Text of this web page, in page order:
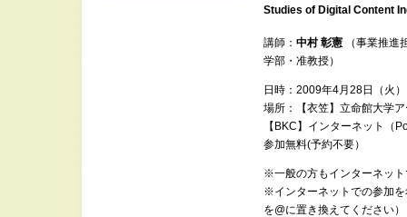
Studies of Digital Content
講師： 中村 彰憲 （事業推進
学部・准教授）
日時：2009年4月28日（火
場所：【衣笠】立命館大学
【BKC】インターネット（
参加無料(予約不要）
※一般の方もインターネッ
※インターネットでの参加
を@に置き換えてください